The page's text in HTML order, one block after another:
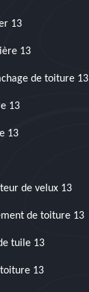
13
13
de toiture 13
13
13
de velux 13
de toiture 13
tuile 13
13